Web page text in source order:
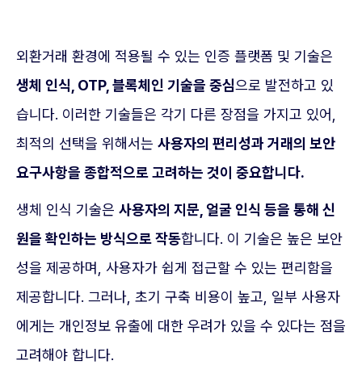
외환거래 환경에 적용될 수 있는 인증 플랫폼 및 기술은
생체 인식, OTP, 블록체인 기술을 중심으로 발전하고 있
습니다. 이러한 기술들은 각기 다른 장점을 가지고 있어,
최적의 선택을 위해서는 사용자의 편리성과 거래의 보안
요구사항을 종합적으로 고려하는 것이 중요합니다.
생체 인식 기술은 사용자의 지문, 얼굴 인식 등을 통해 신
원을 확인하는 방식으로 작동합니다. 이 기술은 높은 보안
성을 제공하며, 사용자가 쉽게 접근할 수 있는 편리함을
제공합니다. 그러나, 초기 구축 비용이 높고, 일부 사용자
에게는 개인정보 유출에 대한 우려가 있을 수 있다는 점을
고려해야 합니다.